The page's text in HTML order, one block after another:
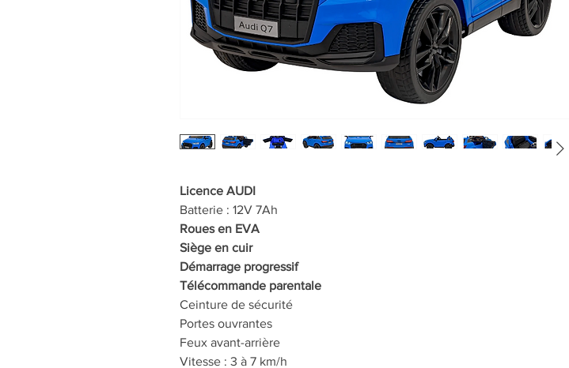
Licence AUDI
Batterie : 12V 7Ah
Roues en EVA
Siège en cuir
Démarrage progressif
Télécommande parentale
Ceinture de sécurité
Portes ouvrantes
Feux avant-arrière
Vitesse : 3 à 7 km/h